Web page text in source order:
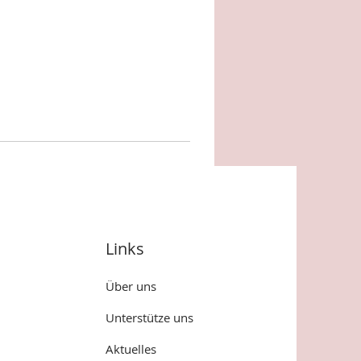
Links
Über uns
Unterstütze uns
Aktuelles